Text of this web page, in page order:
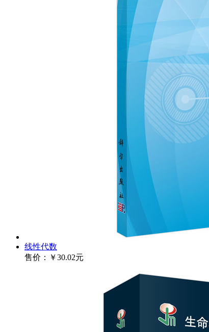
线性代数
售价：
￥30.02元